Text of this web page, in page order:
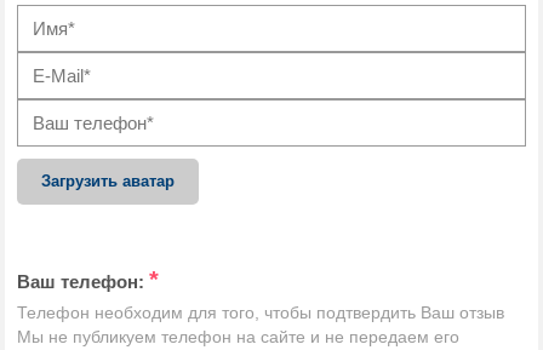
Загрузить аватар
Ваш телефон: *
Телефон необходим для того, чтобы подтвердить Ваш отзыв
Мы не публикуем телефон на сайте и не передаем его